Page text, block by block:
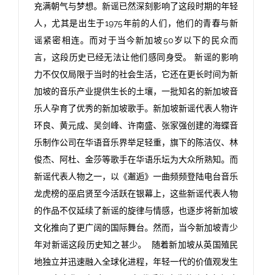
充满朝气与梦想。新谣已然深刻影响了这段时期的年轻
人，尤其是出生于1975年前的人们，他们的青春与新
谣紧密相连。而对于当今新加坡50岁以下的民众而
言，这段历史已经无法让他们感同身受。 新谣的影响
力不仅仅局限于当时的社会生活，它还在更长时间为新
加坡的音乐产业提供生长的土壤，一批知名的新加坡音
乐人孕育了优秀的新加坡歌手。新加坡新谣代表人物许
环良、黄元成、吴剑峰、许南盛、张家强创建的海蝶音
乐制作公司在华语音乐界举足轻重，旗下的陈洁仪、林
俊杰、阿杜、金莎等歌手在华语乐坛为大众所熟知。而
新谣代表人物之一，以《邂逅》一曲频频登陆电台音乐
龙虎榜的巫启贤至今活跃在银幕上，这些新谣代表人物
的作品不仅延续了新谣的旋律与情感，也逐步将新加坡
文化推向了更广阔的国际舞台。然而，当今新加坡青少
年对新谣这段历史知之甚少。 随着新加坡从英国殖民
地独立并迅速融入全球化进程，年轻一代的价值观发生